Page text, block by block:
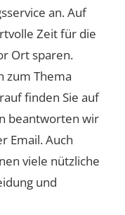
an. Auf
Zeit für die
Ort sparen.
zum Thema
finden Sie auf
beantworten wir
Email. Auch
viele nützliche
und